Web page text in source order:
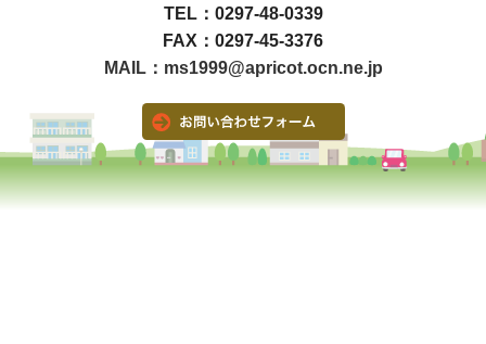
TEL：0297-48-0339
FAX：0297-45-3376
MAIL：ms1999@apricot.ocn.ne.jp